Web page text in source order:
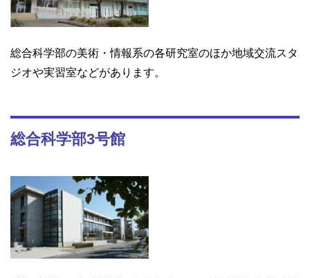
総合科学部の美術・情報系の各研究室のほか地域交流スタ
ジオや実習室などがあります。
総合科学部3号館